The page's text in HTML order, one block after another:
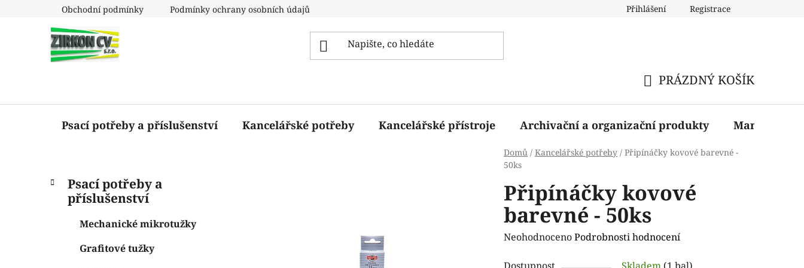
Obchodní podmínky Podmínky ochrany osobních údajů Přihlášení Registrace
KOŠÍK
PRÁZDNÝ KOŠÍK
Psací potřeby a příslušenství Kancelářské potřeby Kancelářské přístroje Archivační a organizační produkty Manažerské
Domů / Kancelářské potřeby / Připínáčky kovové barevné -
50ks
P
Přeskočit
kategorie
K
a
Psací potřeby a
příslušenství
Mechanické mikrotužky
Grafitové tužky
Připínáčky kovové
barevné - 50ks
Průměrné
NeohodnocenoPodrobnosti hodnocení